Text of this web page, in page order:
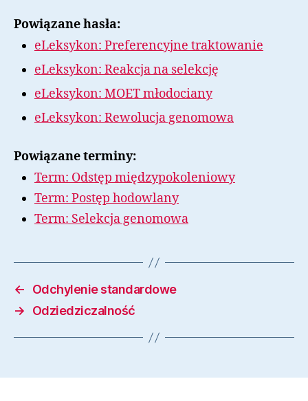
Powiązane hasła:
eLeksykon: Preferencyjne traktowanie
eLeksykon: Reakcja na selekcję
eLeksykon: MOET młodociany
eLeksykon: Rewolucja genomowa
Powiązane terminy:
Term: Odstęp międzypokoleniowy
Term: Postęp hodowlany
Term: Selekcja genomowa
←
Odchylenie standardowe
→
Odziedziczalność